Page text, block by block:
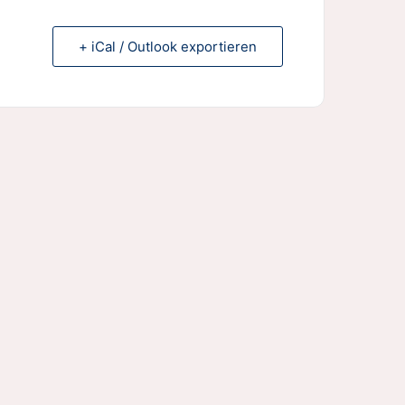
+ iCal / Outlook exportieren